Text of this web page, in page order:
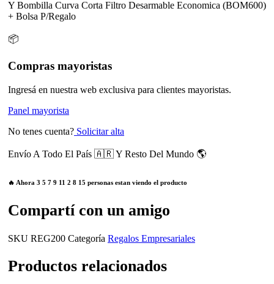
Y Bombilla Curva Corta Filtro Desarmable Economica (BOM600)
+ Bolsa P/Regalo
📦
Compras mayoristas
Ingresá en nuestra web exclusiva para clientes mayoristas.
Panel mayorista
No tenes cuenta? Solicitar alta
Envío A Todo El País 🇦🇷 Y Resto Del Mundo 🌎
🔥 Ahora 3 5 7 9 11 2 8 15 personas estan viendo el producto
Compartí con un amigo
SKU REG200 Categoría Regalos Empresariales
Productos relacionados